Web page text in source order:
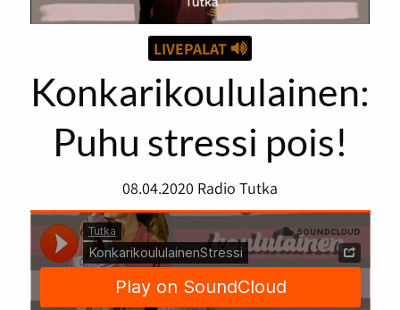
LIVEPALAT
Konkarikoululainen:
Puhu stressi pois!
08.04.2020 Radio Tutka